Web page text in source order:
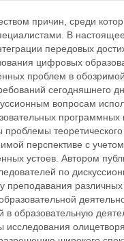
причин, среди
В настоящее
передовых
цифровых
проблем в
сегодняшнего
вопросам
программных
перспективе с
устоев. Автором
по
преподавания
образовательную